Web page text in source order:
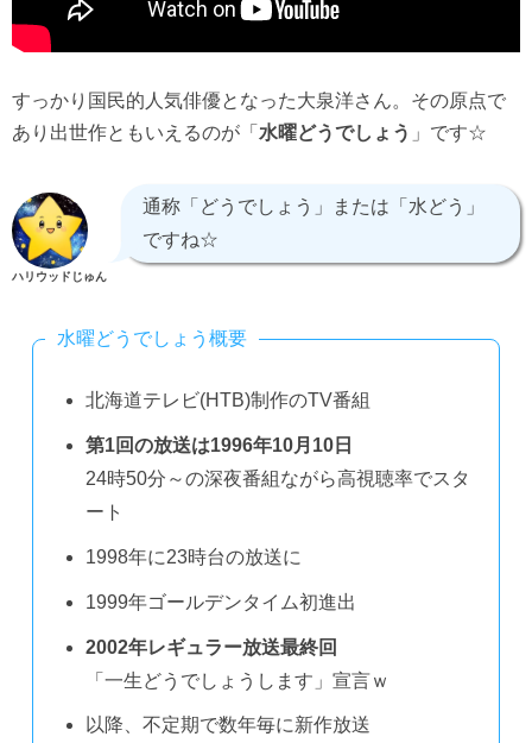
すっかり国民的人気俳優となった大泉洋さん。その原点で
あり出世作ともいえるのが「水曜どうでしょう 」です☆
ハリウッドじゅん
通称「どうでしょう」または「水どう」
ですね☆
水曜どうでしょう概要
北海道テレビ(HTB)制作のTV番組
第1回の放送は1996年10月10日
24時50分～の深夜番組ながら高視聴率でスタ
ート
1998年に23時台の放送に
1999年ゴールデンタイム初進出
2002年レギュラー放送最終回
「一生どうでしょうします」宣言ｗ
以降、不定期で数年毎に新作放送